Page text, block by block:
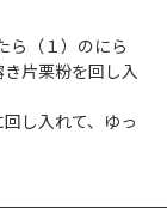
ら（１）のにら
片栗粉を回し入
し入れて、ゆっ